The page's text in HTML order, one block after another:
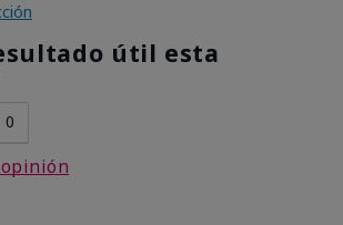
útil esta
0